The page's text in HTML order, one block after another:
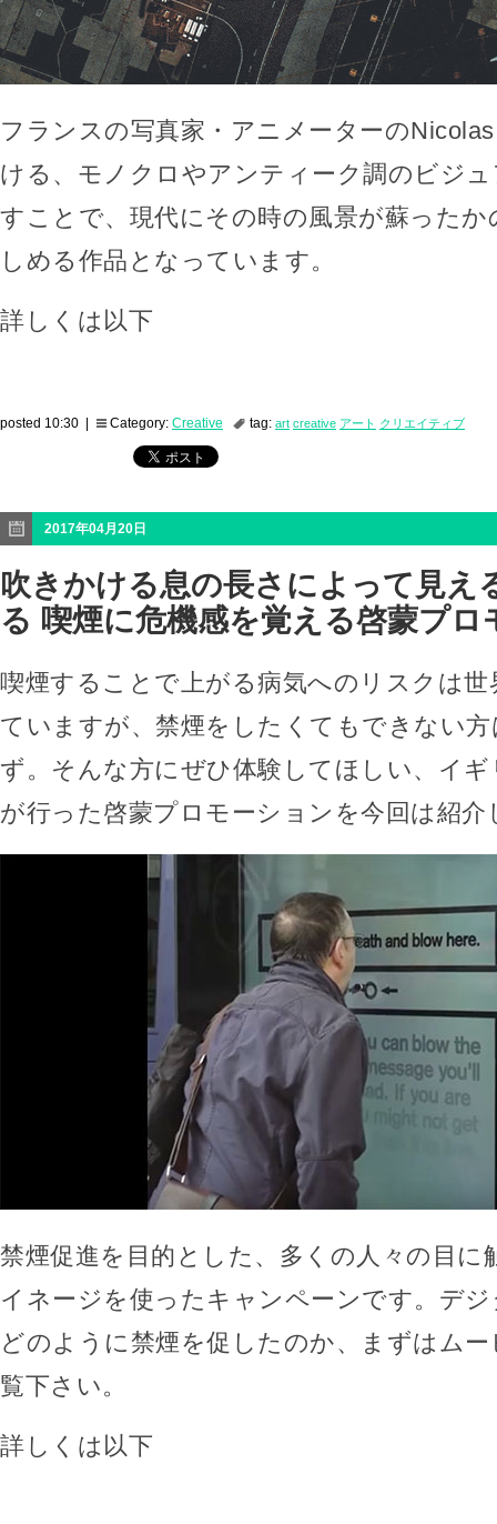
フランスの写真家・アニメーターの
ける、モノクロやアンティーク調のビジ
すことで、現代にその時の風景が蘇った
しめる作品となっています。
詳しくは以下
posted 10:30 | Category: Creative tag: art creative アート クリエイティブ
2017年04月20日
吹きかける息の長さによって見え
る 喫煙に危機感を覚える啓蒙プロ
喫煙することで上がる病気へのリスクは世
ていますが、禁煙をしたくてもできない
ず。そんな方にぜひ体験してほしい、イ
が行った啓蒙プロモーションを今回は紹介
禁煙促進を目的とした、多くの人々の目に
イネージを使ったキャンペーンです。デ
どのように禁煙を促したのか、まずはム
覧下さい。
詳しくは以下